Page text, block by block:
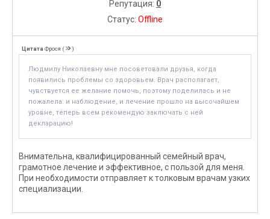
Репутация: 0
Статус: Offline
Цитата Фрося ( )
Людмилу Николаевну мне посоветовали друзья, когда
появились проблемы со здоровьем. Врач располагает,
чувствуется ее желание помочь, поэтому поделилась и не
пожалела: и наблюдение, и лечение прошло на высочайшем
уровне, теперь всем рекомендую заключать с ней
декларацию!
Внимательна, квалифицированный семейный врач,
грамотное лечение и эффективное, с пользой для меня.
При необходимости отправляет к толковым врачам узких
специализации.